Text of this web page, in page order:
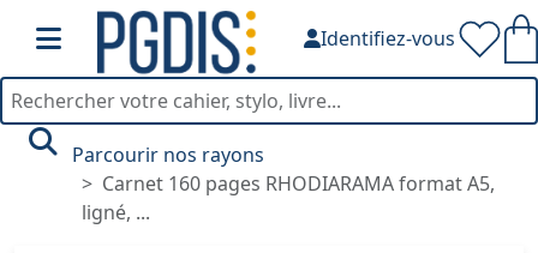
Identifiez-vous
Parcourir nos rayons
Carnet 160 pages RHODIARAMA format A5,
ligné, ...